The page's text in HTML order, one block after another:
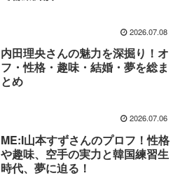
2026.07.08
内田理央さんの魅力を深掘り！オ
フ・性格・趣味・結婚・夢を総ま
とめ
2026.07.06
ME:I山本すずさんのプロフ！性格
や趣味、空手の実力と韓国練習生
時代、夢に迫る！